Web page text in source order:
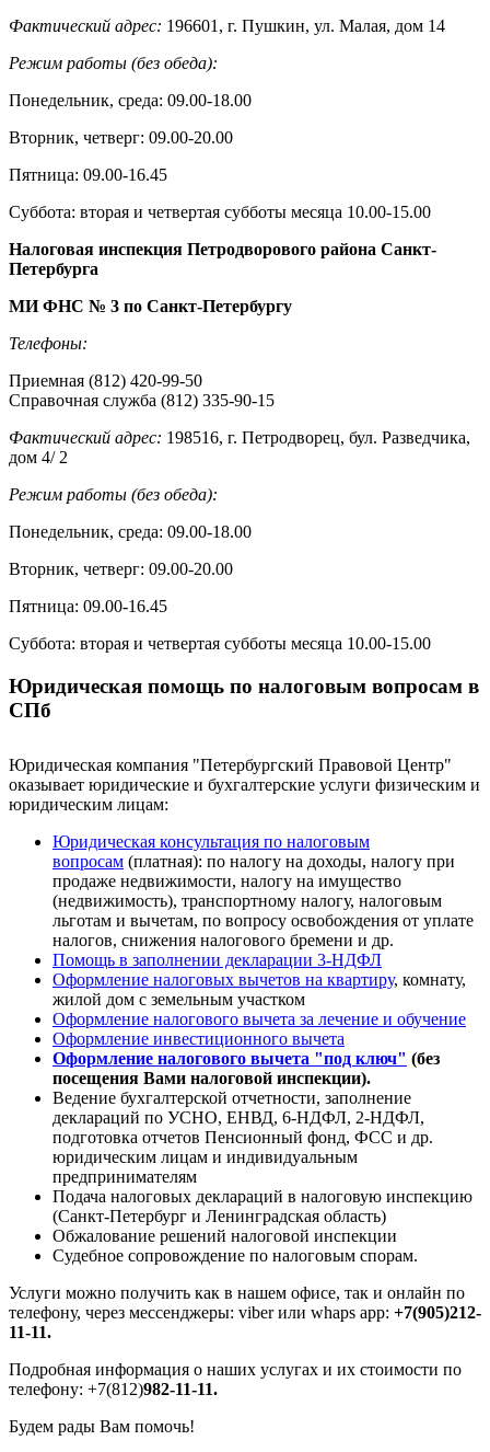
Фактический адрес: 196601, г. Пушкин, ул. Малая, дом 14
Режим работы (без обеда):
Понедельник, среда: 09.00-18.00
Вторник, четверг: 09.00-20.00
Пятница: 09.00-16.45
Суббота: вторая и четвертая субботы месяца 10.00-15.00
Налоговая инспекция Петродворового района Санкт-
Петербурга
МИ ФНС № 3 по Санкт-Петербургу
Телефоны:
Приемная (812) 420-99-50
Справочная служба (812) 335-90-15
Фактический адрес: 198516, г. Петродворец, бул. Разведчика,
дом 4/ 2
Режим работы (без обеда):
Понедельник, среда: 09.00-18.00
Вторник, четверг: 09.00-20.00
Пятница: 09.00-16.45
Суббота: вторая и четвертая субботы месяца 10.00-15.00
Юридическая помощь по налоговым вопросам в
СПб
Юридическая компания "Петербургский Правовой Центр"
оказывает юридические и бухгалтерские услуги физическим и
юридическим лицам:
Юридическая консультация по налоговым
вопросам (платная): по налогу на доходы, налогу при
продаже недвижимости, налогу на имущество
(недвижимость), транспортному налогу, налоговым
льготам и вычетам, по вопросу освобождения от уплате
налогов, снижения налогового бремени и др.
Помощь в заполнении декларации 3-НДФЛ
Оформление налоговых вычетов на квартиру, комнату,
жилой дом с земельным участком
Оформление налогового вычета за лечение и обучение
Оформление инвестиционного вычета
Оформление налогового вычета "под ключ" (без
посещения Вами налоговой инспекции).
Ведение бухгалтерской отчетности, заполнение
деклараций по УСНО, ЕНВД, 6-НДФЛ, 2-НДФЛ,
подготовка отчетов Пенсионный фонд, ФСС и др.
юридическим лицам и индивидуальным
предпринимателям
Подача налоговых деклараций в налоговую инспекцию
(Санкт-Петербург и Ленинградская область)
Обжалование решений налоговой инспекции
Судебное сопровождение по налоговым спорам.
Услуги можно получить как в нашем офисе, так и онлайн по
телефону, через мессенджеры: viber или whaps app: +7(905)212-
11-11.
Подробная информация о наших услугах и их стоимости по
телефону: +7(812)982-11-11.
Будем рады Вам помочь!